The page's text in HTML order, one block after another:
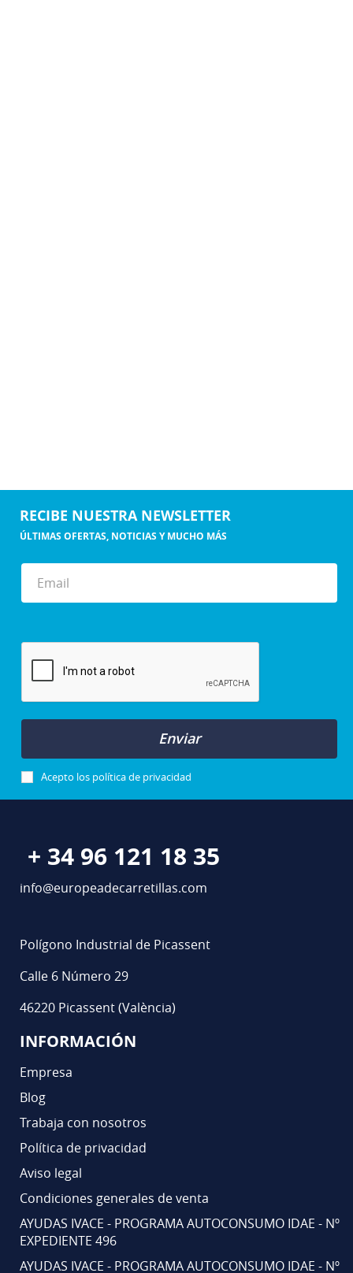
RECIBE NUESTRA NEWSLETTER
ÚLTIMAS OFERTAS, NOTICIAS Y MUCHO MÁS
Enviar
Acepto los política de privacidad
+ 34 96 121 18 35
info@europeadecarretillas.com
Polígono Industrial de Picassent
Calle 6 Número 29
46220 Picassent (València)
INFORMACIÓN
Empresa
Blog
Trabaja con nosotros
Política de privacidad
Aviso legal
Condiciones generales de venta
AYUDAS IVACE - PROGRAMA AUTOCONSUMO IDAE - Nº
EXPEDIENTE 496
AYUDAS IVACE - PROGRAMA AUTOCONSUMO IDAE - Nº